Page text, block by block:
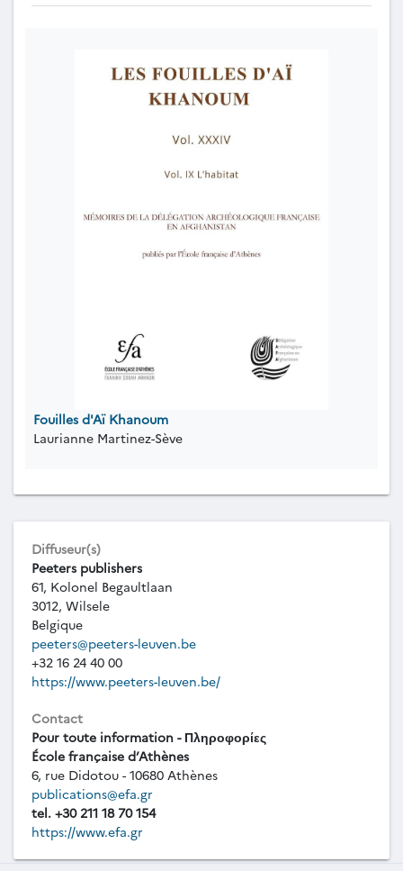
Fouilles d'Aï Khanoum
Laurianne Martinez-Sève
Diffuseur(s)
Peeters publishers
61, Kolonel Begaultlaan
3012, Wilsele
Belgique
peeters@peeters-leuven.be
+32 16 24 40 00
https://www.peeters-leuven.be/
Contact
Pour toute information - Πληροφορίες
École française d’Athènes
6, rue Didotou - 10680 Athènes
publications@efa.gr
tel. +30 211 18 70 154
https://www.efa.gr